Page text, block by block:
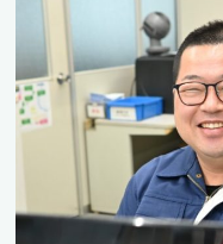
中途募集要項